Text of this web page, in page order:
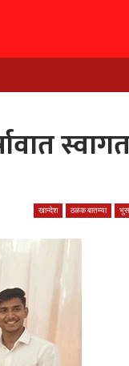
खान्देश ठळक बातम्या